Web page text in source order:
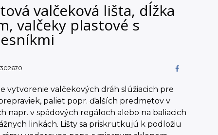
valčeková lišta, dĺžka
valčeky plastové s
302670
vytvorenie valčekových dráh slúžiacich pre
paliet popr. ďalších predmetov v
napr. v spádových regáloch alebo na baliacich
linkách. Lišty sa priskrutkujú k podložiu